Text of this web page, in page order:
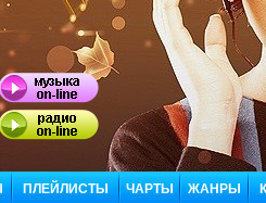
ПЛЕЙЛИСТЫ ЧАРТЫ ЖАНРЫ